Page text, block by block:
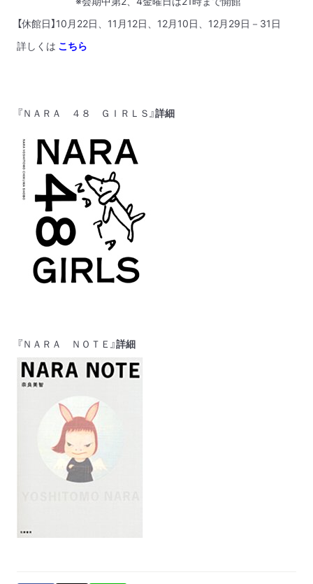
【休館日】10月22日、11月12日、12月10日、12月29日－31日
詳しくは こちら
『ＮＡＲＡ ４８ ＧＩＲＬＳ』詳細
『ＮＡＲＡ ＮＯＴＥ』詳細